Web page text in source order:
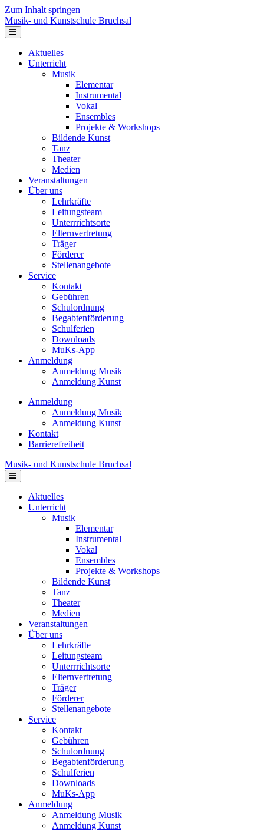
Zum Inhalt springen
Musik- und Kunstschule Bruchsal
Navigation
Aktuelles
Unterricht
Musik
Elementar
Instrumental
Vokal
Ensembles
Projekte & Workshops
Bildende Kunst
Tanz
Theater
Medien
Veranstaltungen
Über uns
Lehrkräfte
Leitungsteam
Unterrrichtsorte
Elternvertretung
Träger
Förderer
Stellenangebote
Service
Kontakt
Gebühren
Schulordnung
Begabtenförderung
Schulferien
Downloads
MuKs-App
Anmeldung
Anmeldung Musik
Anmeldung Kunst
Anmeldung
Anmeldung Musik
Anmeldung Kunst
Kontakt
Barrierefreiheit
Musik- und Kunstschule Bruchsal
Navigation
Aktuelles
Unterricht
Musik
Elementar
Instrumental
Vokal
Ensembles
Projekte & Workshops
Bildende Kunst
Tanz
Theater
Medien
Veranstaltungen
Über uns
Lehrkräfte
Leitungsteam
Unterrrichtsorte
Elternvertretung
Träger
Förderer
Stellenangebote
Service
Kontakt
Gebühren
Schulordnung
Begabtenförderung
Schulferien
Downloads
MuKs-App
Anmeldung
Anmeldung Musik
Anmeldung Kunst